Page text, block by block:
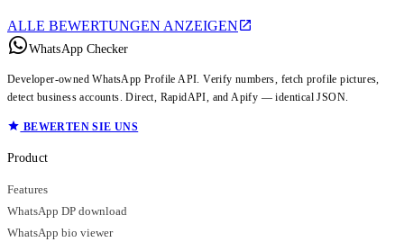
ALLE BEWERTUNGEN ANZEIGEN
WhatsApp Checker
Developer-owned WhatsApp Profile API. Verify numbers, fetch profile pictures,
detect business accounts. Direct, RapidAPI, and Apify — identical JSON.
BEWERTEN SIE UNS
Product
Features
WhatsApp DP download
WhatsApp bio viewer